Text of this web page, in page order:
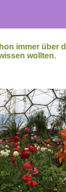
immer über
wollten.